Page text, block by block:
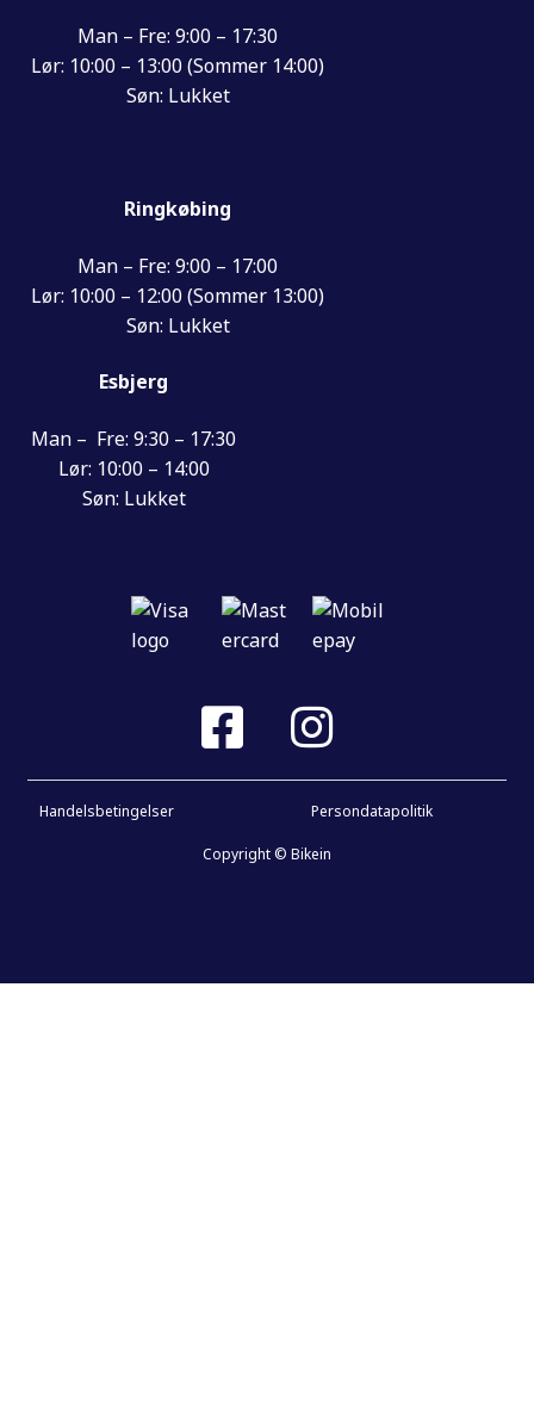
Man – Fre: 9:00 – 17:30
Lør: 10:00 – 13:00 (Sommer 14:00)
Søn: Lukket
Ringkøbing
Man – Fre: 9:00 – 17:00
Lør: 10:00 – 12:00 (Sommer 13:00)
Søn: Lukket
Esbjerg
Man – Fre: 9:30 – 17:30
Lør: 10:00 – 14:00
Søn: Lukket
Copyright © Bikein
Handelsbetingelser Persondatapolitik